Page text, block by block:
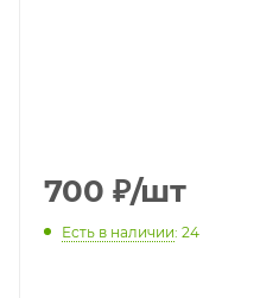
700 ₽/шт
Есть в наличии: 24